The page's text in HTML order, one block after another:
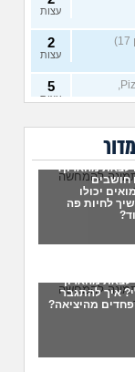
עצות
2
עצות
5
עצות
בת
1
0
7
עצות
לצאת מהארון?
חושבים
יכולו
לחיות פה
מהארון
איך להתגבר
מהיציאה?